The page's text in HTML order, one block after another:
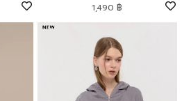
ราคาโปรโมชัน
1,490 ฿